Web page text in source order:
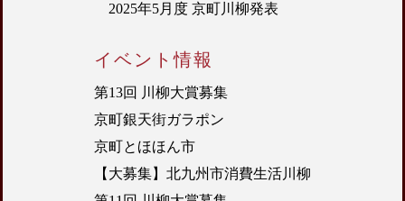
イベント情報
第13回 川柳大賞募集
京町銀天街ガラポン
京町とほほん市
【大募集】北九州市消費生活川柳
2025年5月度 京町川柳発表